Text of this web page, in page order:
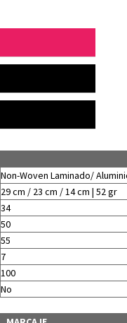
Non-Woven Laminado/
29 cm / 23 cm / 14 cm | 52 gr
34
50
55
7
100
No